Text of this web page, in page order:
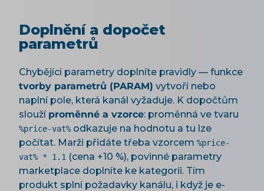
Doplnění a dopočet
parametrů
Chybějící parametry doplníte pravidly — funkce
tvorby parametrů (PARAM) vytvoří nebo
naplní pole, která kanál vyžaduje. K dopočtům
slouží proměnné a vzorce: proměnná ve tvaru
%price-vat% odkazuje na hodnotu a tu lze
počítat. Marži přidáte třeba vzorcem %price-
vat% * 1.1 (cena +10 %), povinné parametry
marketplace doplníte ke kategorii. Tím
produkt splní požadavky kanálu, i když je e-